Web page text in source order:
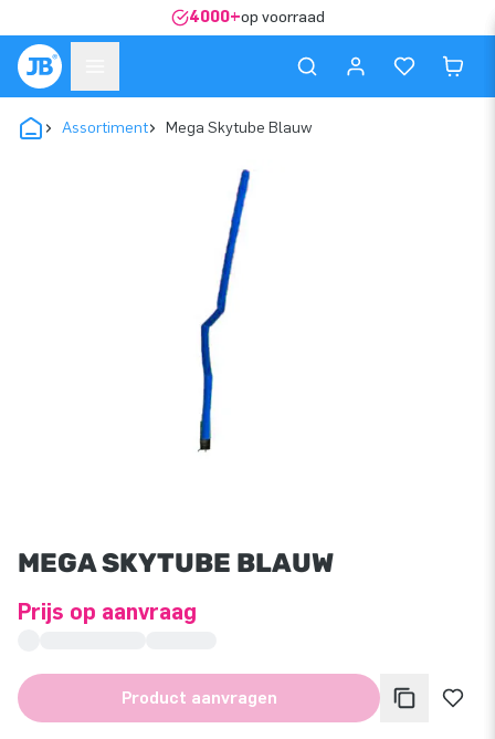
4000+op voorraad
Assortiment Mega Skytube Blauw
MEGA SKYTUBE BLAUW
Prijs op aanvraag
Product aanvragen